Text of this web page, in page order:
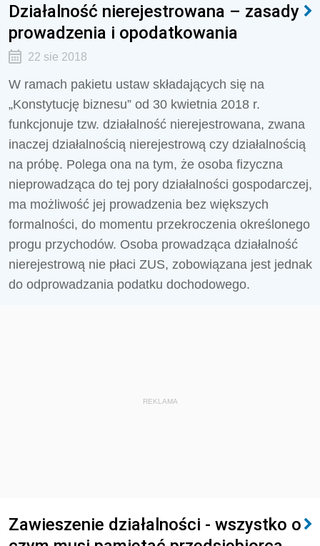
Działalność nierejestrowana – zasady
prowadzenia i opodatkowania
22 sie 2018
W ramach pakietu ustaw składających się na
„Konstytucję biznesu” od 30 kwietnia 2018 r.
funkcjonuje tzw. działalność nierejestrowana, zwana
inaczej działalnością nierejestrową czy działalnością
na próbę. Polega ona na tym, że osoba fizyczna
nieprowadząca do tej pory działalności gospodarczej,
ma możliwość jej prowadzenia bez większych
formalności, do momentu przekroczenia określonego
progu przychodów. Osoba prowadząca działalność
nierejestrową nie płaci ZUS, zobowiązana jest jednak
do odprowadzania podatku dochodowego.
REKLAMA
Zawieszenie działalności - wszystko o